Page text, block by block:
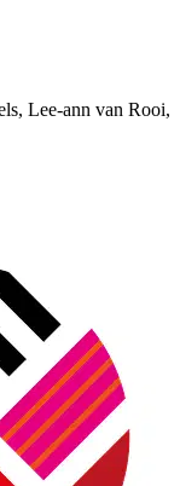
Lee-ann van Rooi,